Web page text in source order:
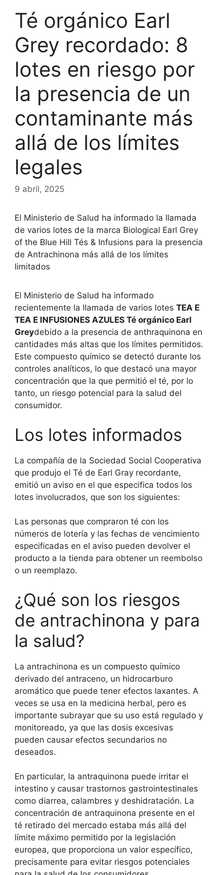
Té orgánico Earl
Grey recordado: 8
lotes en riesgo por
la presencia de un
contaminante más
allá de los límites
legales
9 abril, 2025
El Ministerio de Salud ha informado la llamada
de varios lotes de la marca Biological Earl Grey
of the Blue Hill Tés & Infusions para la presencia
de Antrachinona más allá de los límites
limitados
El Ministerio de Salud ha informado
recientemente la llamada de varios lotes TEA E
TEA E INFUSIONES AZULES Té orgánico Earl
Greydebido a la presencia de anthraquinona en
cantidades más altas que los límites permitidos.
Este compuesto químico se detectó durante los
controles analíticos, lo que destacó una mayor
concentración que la que permitió el té, por lo
tanto, un riesgo potencial para la salud del
consumidor.
Los lotes informados
La compañía de la Sociedad Social Cooperativa
que produjo el Té de Earl Gray recordante,
emitió un aviso en el que especifica todos los
lotes involucrados, que son los siguientes:
Las personas que compraron té con los
números de lotería y las fechas de vencimiento
especificadas en el aviso pueden devolver el
producto a la tienda para obtener un reembolso
o un reemplazo.
¿Qué son los riesgos
de antrachinona y para
la salud?
La antrachinona es un compuesto químico
derivado del antraceno, un hidrocarburo
aromático que puede tener efectos laxantes. A
veces se usa en la medicina herbal, pero es
importante subrayar que su uso está regulado y
monitoreado, ya que las dosis excesivas
pueden causar efectos secundarios no
deseados.
En particular, la antraquinona puede irritar el
intestino y causar trastornos gastrointestinales
como diarrea, calambres y deshidratación. La
concentración de antraquinona presente en el
té retirado del mercado estaba más allá del
límite máximo permitido por la legislación
europea, que proporciona un valor específico,
precisamente para evitar riesgos potenciales